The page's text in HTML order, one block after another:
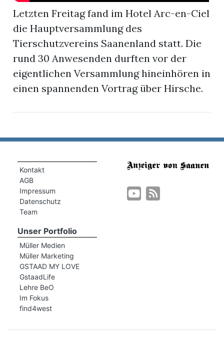
Letzten Freitag fand im Hotel Arc-en-Ciel
die Hauptversammlung des
Tierschutzvereins Saanenland statt. Die
rund 30 Anwesenden durften vor der
eigentlichen Versammlung hineinhören in
einen spannenden Vortrag über Hirsche.
Kontakt
AGB
Impressum
Datenschutz
Team
Unser Portfolio
Müller Medien
Müller Marketing
GSTAAD MY LOVE
GstaadLife
Lehre BeO
Im Fokus
find4west